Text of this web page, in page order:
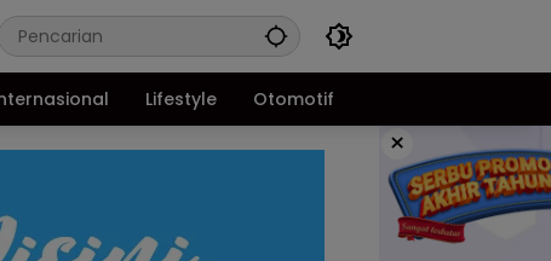
Lifestyle Otomotif
×